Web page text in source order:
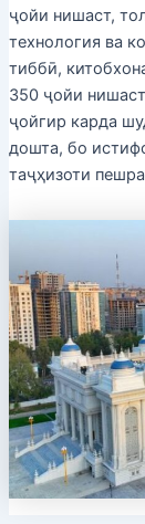
ҷойи нишаст,
технология ва
тиббӣ,
350 ҷойи
ҷойгир карда
дошта, бо
таҷҳизоти